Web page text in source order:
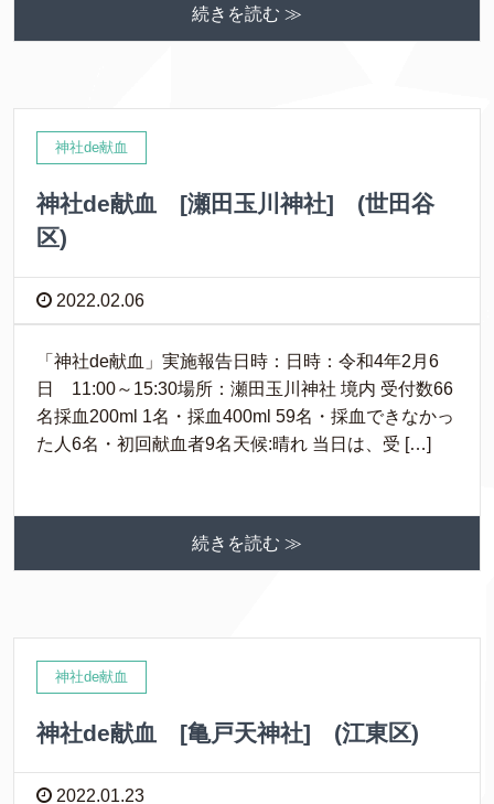
続きを読む ≫
神社de献血
神社de献血 [瀬田玉川神社] (世田谷
区)
2022.02.06
「神社de献血」実施報告日時：日時：令和4年2月6
日 11:00～15:30場所：瀬田玉川神社 境内 受付数66
名採血200ml 1名・採血400ml 59名・採血できなかっ
た人6名・初回献血者9名天候:晴れ 当日は、受 […]
続きを読む ≫
神社de献血
神社de献血 [亀戸天神社] (江東区)
2022.01.23